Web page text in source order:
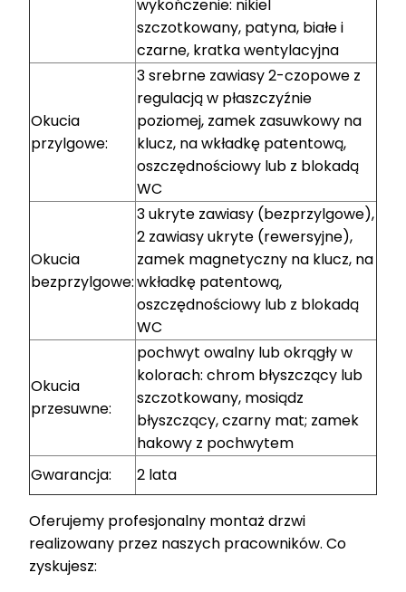
wykończenie: nikiel
szczotkowany, patyna, białe i
czarne, kratka wentylacyjna
Okucia
przylgowe:
3 srebrne zawiasy 2-czopowe z
regulacją w płaszczyźnie
poziomej, zamek zasuwkowy na
klucz, na wkładkę patentową,
oszczędnościowy lub z blokadą
WC
Okucia
bezprzylgowe:
3 ukryte zawiasy (bezprzylgowe),
2 zawiasy ukryte (rewersyjne),
zamek magnetyczny na klucz, na
wkładkę patentową,
oszczędnościowy lub z blokadą
WC
Okucia
przesuwne:
pochwyt owalny lub okrągły w
kolorach: chrom błyszczący lub
szczotkowany, mosiądz
błyszczący, czarny mat; zamek
hakowy z pochwytem
Gwarancja:
2 lata
Oferujemy profesjonalny montaż drzwi
realizowany przez naszych pracowników. Co
zyskujesz: